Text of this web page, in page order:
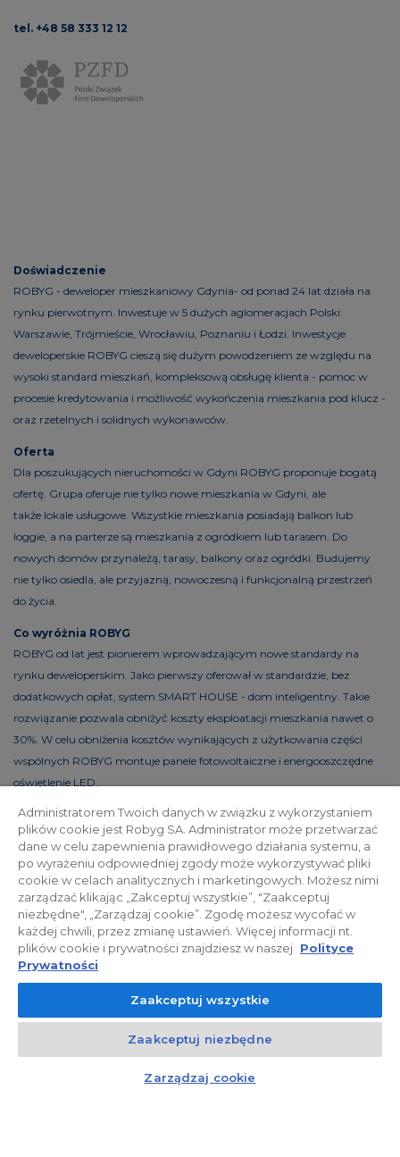
tel. +48 58 333 12 12
Doświadczenie
ROBYG - deweloper mieszkaniowy Gdynia- od ponad 24 lat działa na
rynku pierwotnym. Inwestuje w 5 dużych aglomeracjach Polski:
Warszawie, Trójmieście, Wrocławiu, Poznaniu i Łodzi. Inwestycje
deweloperskie ROBYG cieszą się dużym powodzeniem ze względu na
wysoki standard mieszkań, kompleksową obsługę klienta - pomoc w
procesie kredytowania i możliwość wykończenia mieszkania pod klucz -
oraz rzetelnych i solidnych wykonawców.
Oferta
Dla poszukujących nieruchomości w Gdyni ROBYG proponuje bogatą
ofertę. Grupa oferuje nie tylko nowe mieszkania w Gdyni, ale
także lokale usługowe. Wszystkie mieszkania posiadają balkon lub
loggie, a na parterze są mieszkania z ogródkiem lub tarasem. Do
nowych domów przynależą, tarasy, balkony oraz ogródki. Budujemy
nie tylko osiedla, ale przyjazną, nowoczesną i funkcjonalną przestrzeń
do życia.
Co wyróżnia ROBYG
ROBYG od lat jest pionierem wprowadzającym nowe standardy na
rynku deweloperskim. Jako pierwszy oferował w standardzie, bez
dodatkowych opłat, system SMART HOUSE - dom inteligentny. Takie
rozwiązanie pozwala obniżyć koszty eksploatacji mieszkania nawet o
30%. W celu obniżenia kosztów wynikających z użytkowania części
wspólnych ROBYG montuje panele fotowoltaiczne i energooszczędne
oświetlenie LED.
Polityka prywatności Relacje inwestorskie
Facebook
© 2026 ROBYG. Wszystkie prawa zastrzeżone. Powyższa oferta i
przedstawione materiały graficzne mają charakter jedynie
informacyjny, nie mogą być traktowane jako ostateczne projekty
realizacyjne, nie stanowią również oferty handlowej w rozumieniu art.
66 §1 Kodeksu Cywilnego oraz innych właściwych przepisów prawnych.
Czat z doradcą
Administratorem Twoich danych w związku z wykorzystaniem
plików cookie jest Robyg SA. Administrator może przetwarzać
dane w celu zapewnienia prawidłowego działania systemu, a
po wyrażeniu odpowiedniej zgody może wykorzystywać pliki
cookie w celach analitycznych i marketingowych. Możesz nimi
zarządzać klikając „Zakceptuj wszystkie”, "Zaakceptuj
niezbędne", „Zarządzaj cookie”. Zgodę możesz wycofać w
każdej chwili, przez zmianę ustawień. Więcej informacji nt.
plików cookie i prywatności znajdziesz w naszej Polityce
Prywatności
Zaakceptuj wszystkie
Zaakceptuj niezbędne
Zarządzaj cookie